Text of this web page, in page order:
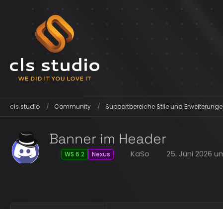
cls studio Community Supportbereiche Stile und
Banner im Header
WS 6.2 Nexus KaSo 25. Juni 2026